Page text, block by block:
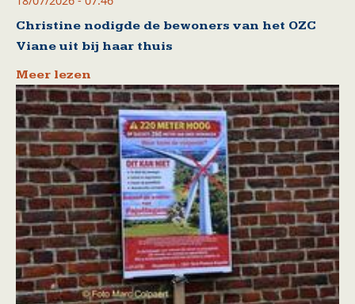
Christine nodigde de bewoners van het OZC
Viane uit bij haar thuis
Meer lezen